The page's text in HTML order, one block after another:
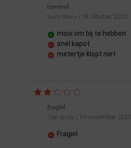
rommel
Siem Mans | 18 oktober 2020
mooi om bij te hebben
snel kapot
metertje klopt niet
fragiel
Olaf Smits | 15 november 2022
Fragiel